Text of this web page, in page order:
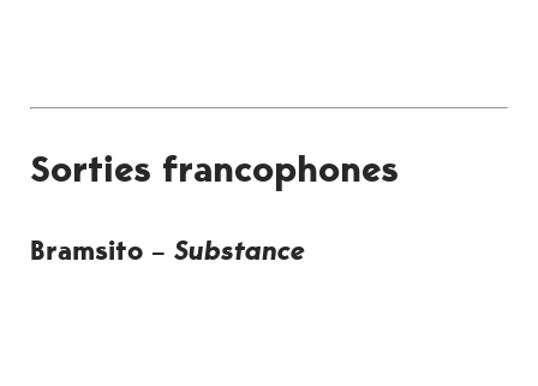
Sorties francophones
Bramsito – Substance